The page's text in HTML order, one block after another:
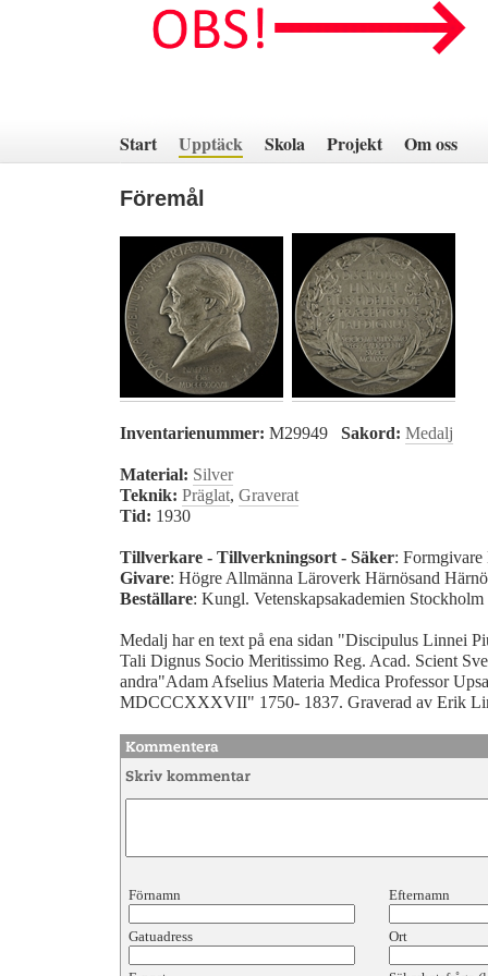
innehåll
Start Upptäck Skola Projekt Om oss
Föremål
Inventarienummer: M29949 Sakord: Medalj
Material: Silver
Teknik: Präglat, Graverat
Tid: 1930
Tillverkare - Tillverkningsort - Säker:
Givare: Högre Allmänna Läroverk Härnösand
Beställare: Kungl. Vetenskapsakademien Stockholm
Medalj har en text på ena sidan "Discipulus Linnei
Tali Dignus Socio Meritissimo Reg. Acad. Scient
andra"Adam Afselius Materia Medica Professor
MDCCCXXXVII" 1750- 1837. Graverad av Erik
Förnamn Efternamn
Gatuadress Ort